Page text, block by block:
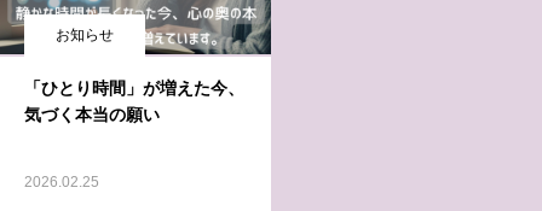
お知らせ
「ひとり時間」が増えた今、
気づく本当の願い
2026.02.25